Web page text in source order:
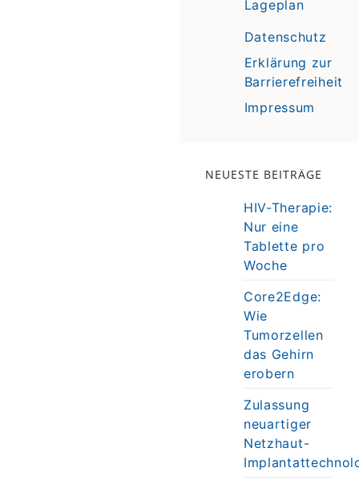
Lageplan
Datenschutz
Erklärung zur
Barrierefreiheit
Impressum
NEUESTE BEITRÄGE
HIV-Therapie:
Nur eine
Tablette pro
Woche
Core2Edge:
Wie
Tumorzellen
das Gehirn
erobern
Zulassung
neuartiger
Netzhaut-